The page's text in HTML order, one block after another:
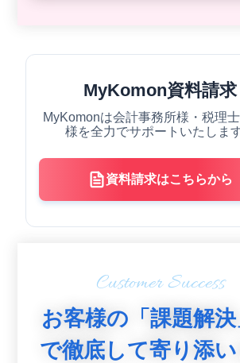
MyKomon資料請求
MyKomonは会計事務所様・税理
様を全力でサポートいたしま
資料請求はこちらから
Customer Success
お客様の「課題解決
で徹底して寄り添